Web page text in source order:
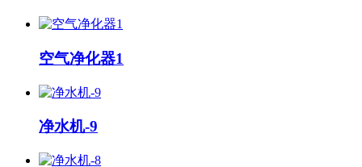
空气净化器1
净水机-9